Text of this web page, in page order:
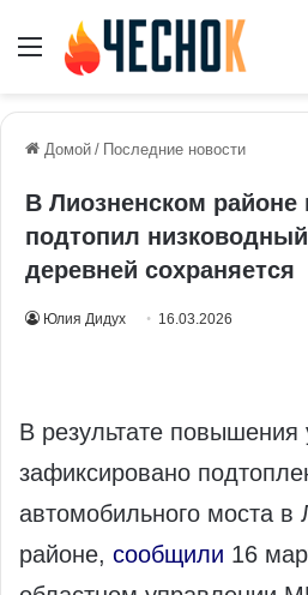
Меню
Домой / Последние новости
В Лиозненском районе
подтопил
деревней сохраняется
Юлия Дидух 16.03.2026
В результате
зафиксировано
автомобильного моста в
районе, сообщили 16